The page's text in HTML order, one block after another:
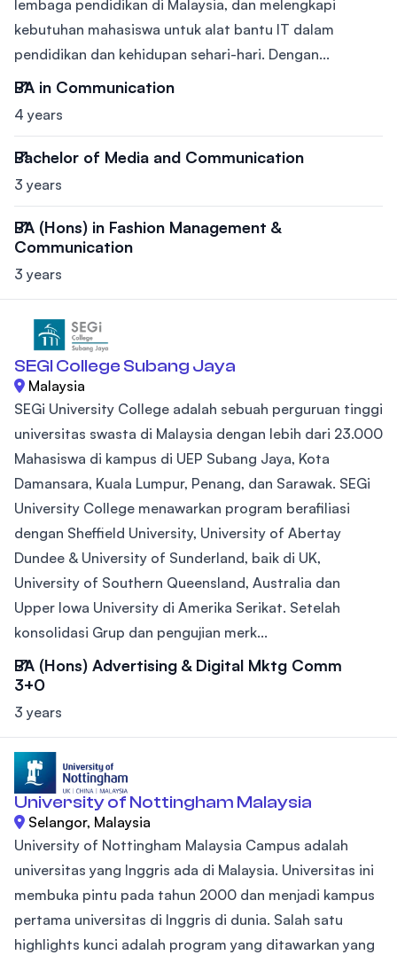
lembaga pendidikan di Malaysia, dan melengkapi
kebutuhan mahasiswa untuk alat bantu IT dalam
pendidikan dan kehidupan sehari-hari. Dengan...
BA in Communication
4 years
Bachelor of Media and Communication
3 years
BA (Hons) in Fashion Management &
Communication
3 years
SEGI College Subang Jaya
Malaysia
SEGi University College adalah sebuah perguruan tinggi
universitas swasta di Malaysia dengan lebih dari 23.000
Mahasiswa di kampus di UEP Subang Jaya, Kota
Damansara, Kuala Lumpur, Penang, dan Sarawak. SEGi
University College menawarkan program berafiliasi
dengan Sheffield University, University of Abertay
Dundee & University of Sunderland, baik di UK,
University of Southern Queensland, Australia dan
Upper Iowa University di Amerika Serikat. Setelah
konsolidasi Grup dan pengujian merk...
BA (Hons) Advertising & Digital Mktg Comm
3+0
3 years
University of Nottingham Malaysia
Selangor, Malaysia
University of Nottingham Malaysia Campus adalah
universitas yang Inggris ada di Malaysia. Universitas ini
membuka pintu pada tahun 2000 dan menjadi kampus
pertama universitas di Inggris di dunia. Salah satu
highlights kunci adalah program yang ditawarkan yang